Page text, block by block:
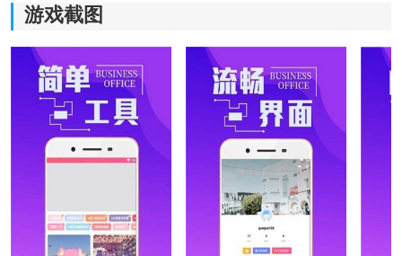
《潮男穿衣搭配》软件优势：
1、提供在线VR体验，让用户直观感受到不同服饰的穿搭
效果。
2、即使是初学者也能快速上手，轻松打造潮男穿搭。
3、通过在线VR体验，轻松了解不同品牌服饰的价格和款
游戏截图